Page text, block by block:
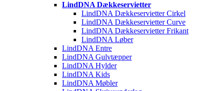
LindDNA Dækkeservietter
LindDNA Dækkeservietter Cirkel
LindDNA Dækkeservietter Curve
LindDNA Dækkeservietter Frikant
LindDNA Løber
LindDNA Entre
LindDNA Gulvtæpper
LindDNA Hylder
LindDNA Kids
LindDNA Møbler